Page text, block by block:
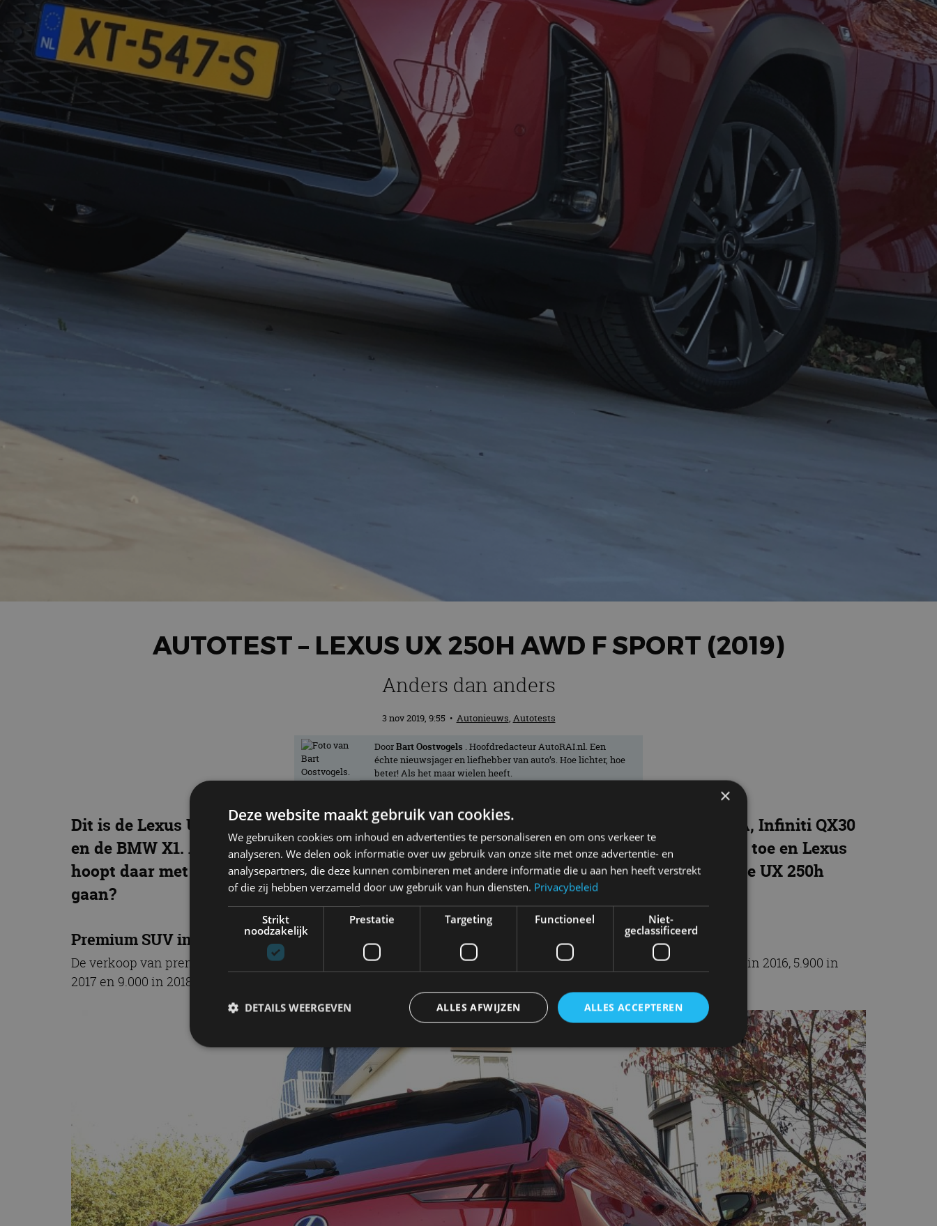
AUTOTEST – LEXUS UX 250H AWD F SPORT (2019)
Anders dan anders
3 nov 2019, 9:55 • Autonieuws, Autotests
DoorBart Oostvogels . Hoofdredacteur AutoRAI.nl. Een
échte nieuwsjager en liefhebber van auto’s. Hoe lichter, hoe
beter! Als het maar wielen heeft.
Dit is de Lexus UX 250h, een concurrent van de Volvo XC40, Audi Q3, Mercedes-Benz GLA, Infiniti QX30
en de BMW X1. Allemaal premium crossovers. De vraag naar die modellen neemt al jaren toe en Lexus
hoopt daar met deze UX 250h een graantje van mee te pikken. Maar moet je voor wel deze UX 250h
gaan?
Premium SUV in C-segment
De verkoop van premium SUV’s in het C-segment in Nederland stijgt al jaren. Het ging om 3.200 stuks in 2015, 4.500 in 2016, 5.900 in
2017 en 9.000 in 2018. Lexus wil daar een graantje van meepikken met de UX 250h.
×
Deze website maakt gebruik van cookies.
We gebruiken cookies om inhoud en advertenties te personaliseren en om ons verkeer te
analyseren. We delen ook informatie over uw gebruik van onze site met onze advertentie- en
analysepartners, die deze kunnen combineren met andere informatie die u aan hen heeft verstrekt
of die zij hebben verzameld door uw gebruik van hun diensten. Privacybeleid
Strikt
noodzakelijk
Prestatie Targeting Functioneel
Niet-
geclassificeerd
ALLES ACCEPTEREN
ALLES AFWIJZEN
DETAILS WEERGEVEN
Strikt noodzakelijk Functioneel Niet-geclassificeerd
Strikt noodzakelijke cookies maken de kernfunctionaliteiten van de website mogelijk, zoals gebruikersaanmelding en
accountbeheer. De website kan niet goed worden gebruikt zonder de strikt noodzakelijke cookies.
Naam
/
Domein
cf_clearance
Cloudflare,
Inc.
.autorai.nl
1 jaar
Deze cookie wordt gebruikt door de CloudFlare-service om
vertrouwd webverkeer te identificeren en alle
beveiligingsbeperkingen op basis van het IP-adres van de bezoeker
te omzeilen. Het is essentieel voor het ondersteunen van de
veiligheid van een website functies en in het bieden van
bescherming tegen kwaadaardige bezoekers.